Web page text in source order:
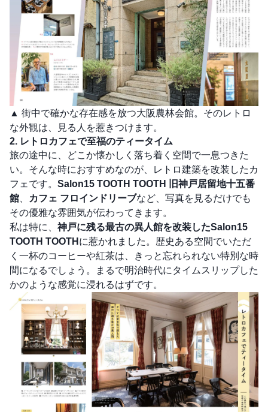
▲ 街中で確かな存在感を放つ大阪農林会館。そのレトロ
な外観は、見る人を惹きつけます。
2. レトロカフェで至福のティータイム
旅の途中に、どこか懐かしく落ち着く空間で一息つきた
い。そんな時におすすめなのが、レトロ建築を改装したカ
フェです。 Salon15 TOOTH TOOTH 旧神戸居留地十五番
館
カフェ フロインドリーブなど、写真を見るだけでも
その優雅な雰囲気が伝わってきます。
私は特に、 神戸に残る最古の異人館を改装したSalon15
TOOTH TOOTH に惹かれました。歴史ある空間でいただ
く一杯のコーヒーや紅茶は、きっと忘れられない特別な時
間になるでしょう。まるで明治時代にタイムスリップした
かのような感覚に浸れるはずです。